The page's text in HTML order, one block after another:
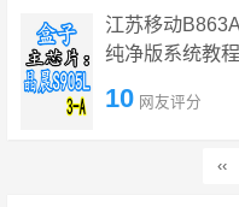
江苏移动
纯净版系统教程
10 网友评分
‹‹